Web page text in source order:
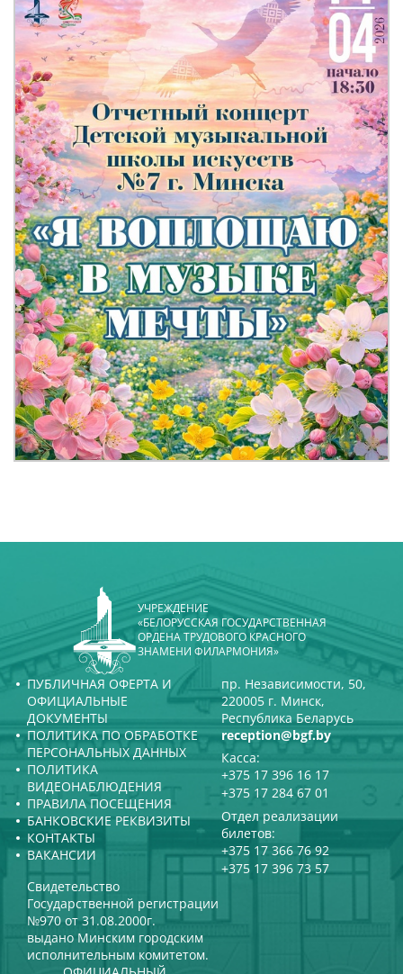
УЧРЕЖДЕНИЕ
«БЕЛОРУССКАЯ ГОСУДАРСТВЕННАЯ
ОРДЕНА ТРУДОВОГО КРАСНОГО
ЗНАМЕНИ ФИЛАРМОНИЯ»
ПУБЛИЧНАЯ ОФЕРТА И
ОФИЦИАЛЬНЫЕ
ДОКУМЕНТЫ
ПОЛИТИКА ПО ОБРАБОТКЕ
ПЕРСОНАЛЬНЫХ ДАННЫХ
ПОЛИТИКА
ВИДЕОНАБЛЮДЕНИЯ
ПРАВИЛА ПОСЕЩЕНИЯ
БАНКОВСКИЕ РЕКВИЗИТЫ
КОНТАКТЫ
ВАКАНСИИ
пр. Независимости, 50,
220005 г. Минск,
Республика Беларусь
reception@bgf.by
Касса:
+375 17 396 16 17
+375 17 284 67 01
Отдел реализации
билетов:
+375 17 366 76 92
+375 17 396 73 57
Свидетельство
Государственной регистрации
№970 от 31.08.2000г.
выдано Минским городским
исполнительным комитетом.